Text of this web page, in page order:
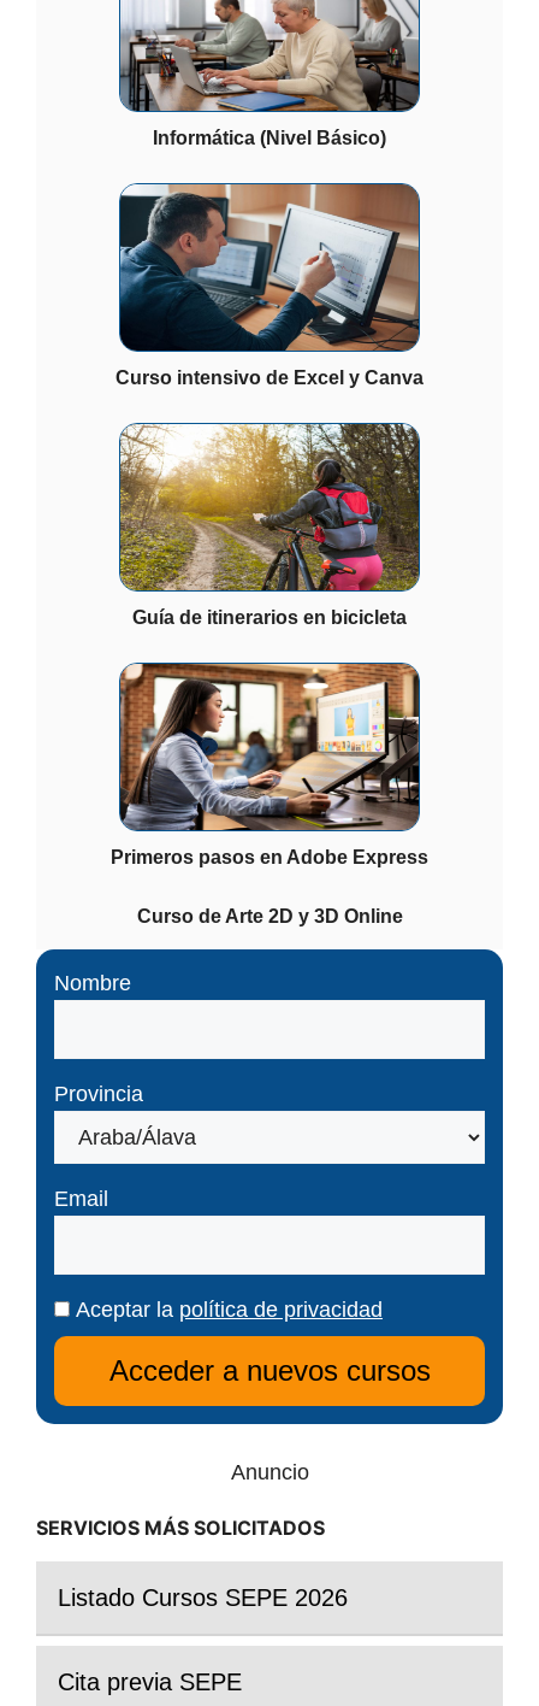
Informática (Nivel Básico)
Curso intensivo de Excel y Canva
Guía de itinerarios en bicicleta
Primeros pasos en Adobe Express
Curso de Arte 2D y 3D Online
Nombre
Provincia
Email
Aceptar la política de privacidad
Anuncio
SERVICIOS MÁS SOLICITADOS
Listado Cursos SEPE 2026
Cita previa SEPE